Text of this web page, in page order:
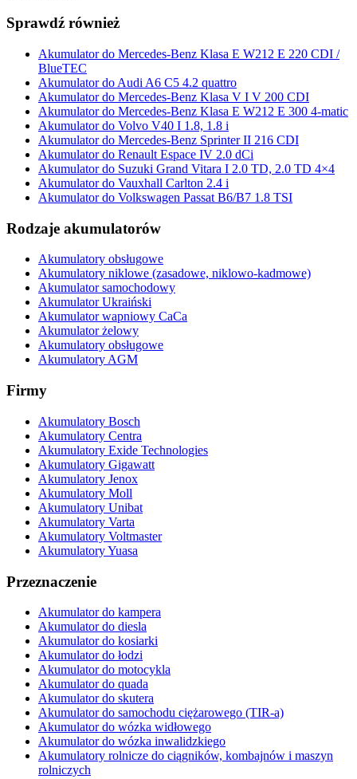
Sprawdź również
Akumulator do Mercedes-Benz Klasa E W212 E 220 CDI /
BlueTEC
Akumulator do Audi A6 C5 4.2 quattro
Akumulator do Mercedes-Benz Klasa V I V 200 CDI
Akumulator do Mercedes-Benz Klasa E W212 E 300 4-matic
Akumulator do Volvo V40 I 1.8, 1.8 i
Akumulator do Mercedes-Benz Sprinter II 216 CDI
Akumulator do Renault Espace IV 2.0 dCi
Akumulator do Suzuki Grand Vitara I 2.0 TD, 2.0 TD 4×4
Akumulator do Vauxhall Carlton 2.4 i
Akumulator do Volkswagen Passat B6/B7 1.8 TSI
Rodzaje akumulatorów
Akumulatory obsługowe
Akumulatory niklowe (zasadowe, niklowo-kadmowe)
Akumulator samochodowy
Akumulator Ukraiński
Akumulator wapniowy CaCa
Akumulator żelowy
Akumulatory obsługowe
Akumulatory AGM
Firmy
Akumulatory Bosch
Akumulatory Centra
Akumulatory Exide Technologies
Akumulatory Gigawatt
Akumulatory Jenox
Akumulatory Moll
Akumulatory Unibat
Akumulatory Varta
Akumulatory Voltmaster
Akumulatory Yuasa
Przeznaczenie
Akumulator do kampera
Akumulator do diesla
Akumulator do kosiarki
Akumulator do łodzi
Akumulator do motocykla
Akumulator do quada
Akumulator do skutera
Akumulator do samochodu ciężarowego (TIR-a)
Akumulator do wózka widłowego
Akumulator do wózka inwalidzkiego
Akumulatory rolnicze do ciągników, kombajnów i maszyn
rolniczych